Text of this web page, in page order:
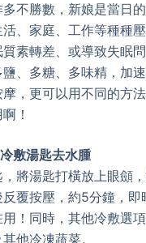
不勝數，新娘是當日
、家庭、工作等種種
素轉差、或導致失眠
、多糖、多味精，加
，更可以用不同的方
！
敷湯匙去水腫
將湯匙打橫放上眼顩
覆按壓，約5分鐘，即
！同時，其他冷敷選
他冷凍蔬菜。